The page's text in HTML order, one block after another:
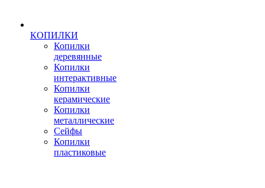
КОПИЛКИ
Копилки
деревянные
Копилки
интерактивные
Копилки
керамические
Копилки
металлические
Сейфы
Копилки
пластиковые